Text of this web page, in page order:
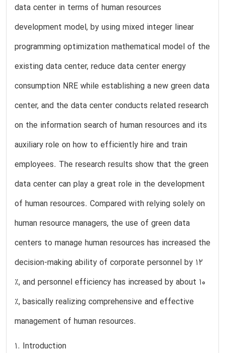
data center in terms of human resources
development model, by using mixed integer linear
programming optimization mathematical model of the
existing data center, reduce data center energy
consumption NRE while establishing a new green data
center, and the data center conducts related research
on the information search of human resources and its
auxiliary role on how to efficiently hire and train
employees. The research results show that the green
data center can play a great role in the development
of human resources. Compared with relying solely on
human resource managers, the use of green data
centers to manage human resources has increased the
decision-making ability of corporate personnel by 12
%, and personnel efficiency has increased by about 10
%, basically realizing comprehensive and effective
management of human resources.
1. Introduction